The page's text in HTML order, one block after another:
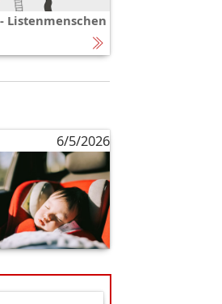
Listenmenschen
6/5/2026